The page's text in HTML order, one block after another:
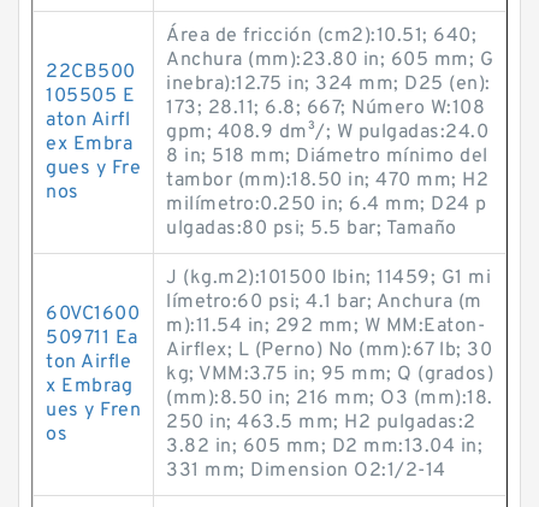
22CB500
105505 E
aton Airfl
ex Embra
gues y Fre
nos
Área de fricción (cm2):10.51; 640;
Anchura (mm):23.80 in; 605 mm; G
inebra):12.75 in; 324 mm; D25 (en):
173; 28.11; 6.8; 667; Número W:108
gpm; 408.9 dm³/; W pulgadas:24.0
8 in; 518 mm; Diámetro mínimo del
tambor (mm):18.50 in; 470 mm; H2
milímetro:0.250 in; 6.4 mm; D24 p
ulgadas:80 psi; 5.5 bar; Tamaño
60VC1600
509711 Ea
ton Airfle
x Embrag
ues y Fren
os
J (kg.m2):101500 lb·in; 11459; G1 mi
límetro:60 psi; 4.1 bar; Anchura (m
m):11.54 in; 292 mm; W MM:Eaton-
Airflex; L (Perno) No (mm):67 lb; 30
kg; VMM:3.75 in; 95 mm; Q (grados)
(mm):8.50 in; 216 mm; O3 (mm):18.
250 in; 463.5 mm; H2 pulgadas:2
3.82 in; 605 mm; D2 mm:13.04 in;
331 mm; Dimension O2:1/2-14